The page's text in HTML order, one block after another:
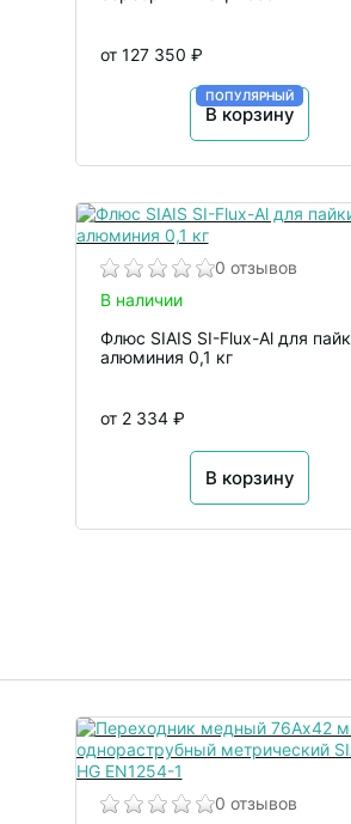
от 127 350 ₽
В корзину
ПОПУЛЯРНЫЙ
0 отзывов
В наличии
Флюс SIAIS SI-Flux-Al для
алюминия 0,1 кг
от 2 334 ₽
В корзину
0 отзывов